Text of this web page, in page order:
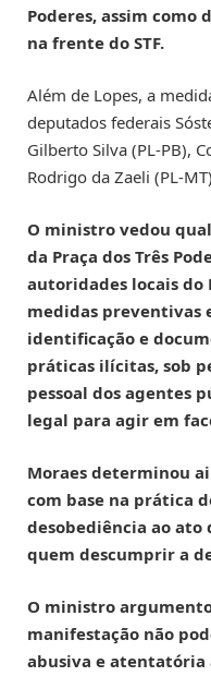
Poderes, assim
na frente do STF.
Além de Lopes, a
deputados federais
Gilberto Silva (PL-PB),
Rodrigo da Zaeli (PL-
O ministro vedou
da Praça dos Três
autoridades locais do
medidas preventivas
identificação e
práticas ilícitas, sob
pessoal dos agentes
legal para agir em
Moraes determinou
com base na prática
desobediência ao
quem descumprir a
O ministro
manifestação não
abusiva e atentatória